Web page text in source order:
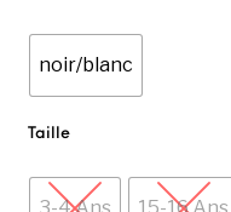
noir/blanc
Taille
3-4 Ans 15-16 Ans